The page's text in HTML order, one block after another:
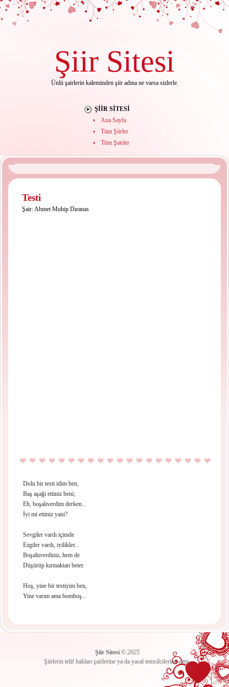
Şiir Sitesi
Ünlü şairlerin kaleminden şiir adına ne varsa sizlerle.
ŞIIR SITESI
Ana Sayfa
Tüm Şiirler
Tüm Şairler
Testi
Şair:Ahmet Muhip Dıranas
Dolu bir testi idim ben,
Baş aşağı ettiniz beni;
Eh, boşalıverdim derken...
İyi mi ettiniz yani?
Sevgiler vardı içimde
Ezgiler vardı, iyilikler...
Boşaltıverdiniz, hem de
Düşürüp kırmaktan beter.
Hoş, yine bir testiyim ben,
Yine varım ama bomboş...
Şiir Sitesi© 2025
Şiirlerin telif hakları şairlerine ya da yasal temsilcilerine aittir.